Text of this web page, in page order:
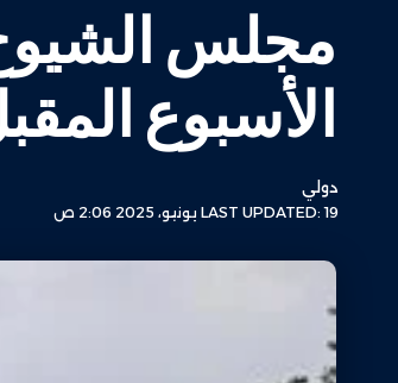
مجلس
الأسبوع
LAST UPDATED: 19 يونيو، 2025 2:06 ص
دولي